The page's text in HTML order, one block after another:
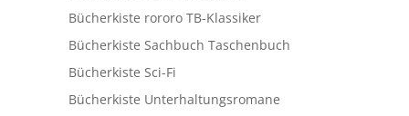
Bücherkiste rororo TB-Klassiker
Bücherkiste Sachbuch Taschenbuch
Bücherkiste Sci-Fi
Bücherkiste Unterhaltungsromane